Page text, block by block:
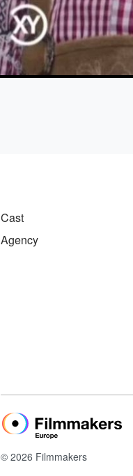
Cast
Agency
© 2026 Filmmakers